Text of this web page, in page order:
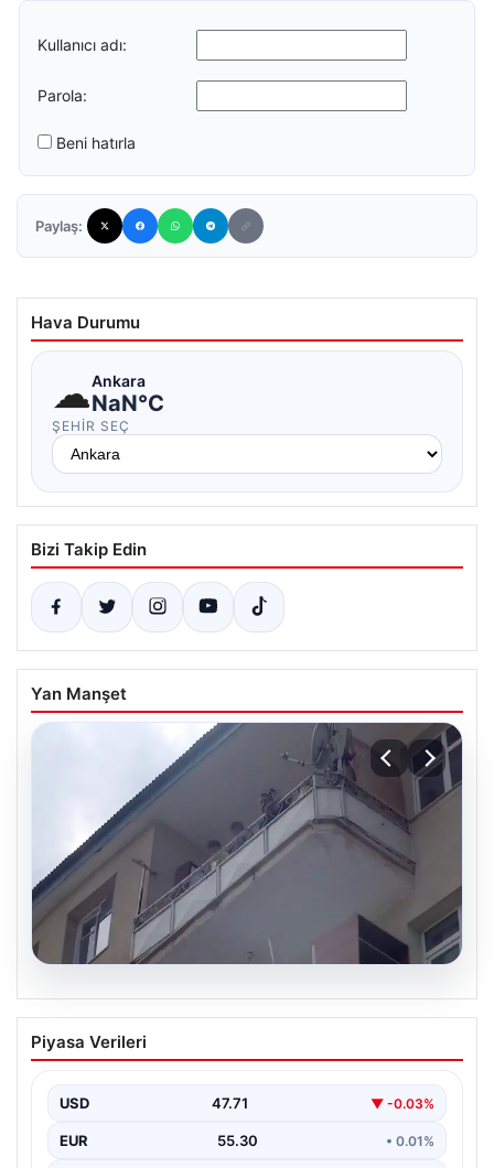
Kullanıcı adı:
Parola:
Beni hatırla
Paylaş:
Hava Durumu
☁Ankara
NaN°C
ŞEHIR SEÇ
Bizi Takip Edin
Yan Manşet
08.08.2026
Korku dolu anlar! Eşini barışmaya ikna
edemeyince çocuklarını balkonda rehin
Piyasa Verileri
USD 47.71 ▼ -0.03%
EUR 55.30 • 0.01%